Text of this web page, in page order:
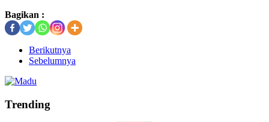
Bagikan :
Berikutnya
Sebelumnya
Trending